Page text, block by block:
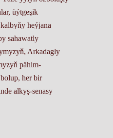
üýtgeşik
heýjana
sahawatly
Arkadagly
pähim-
her bir
alkyş-senasy